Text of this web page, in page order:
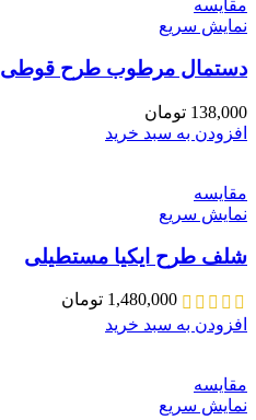
مقايسه
نمایش سریع
دستمال مرطوب طرح قوطی
138,000 تومان
افزودن به سبد خرید
مقايسه
نمایش سریع
شلف طرح ایکیا مستطیلی
1,480,000 تومان
افزودن به سبد خرید
مقايسه
نمایش سریع